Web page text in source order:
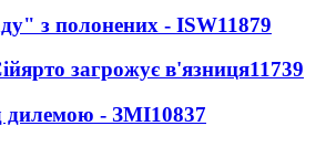
з полонених - ISW11879
загрожує в'язниця11739
дилемою - ЗМІ10837